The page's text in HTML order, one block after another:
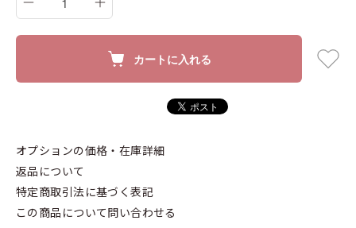
カートに入れる
オプションの価格・在庫詳細
返品について
特定商取引法に基づく表記
この商品について問い合わせる